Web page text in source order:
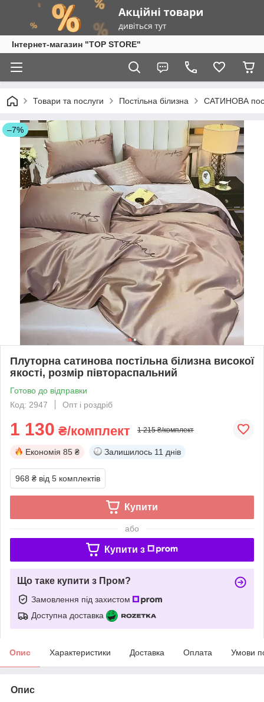
Інтернет-магазин "TOP STORE"
Товари та послуги Постільна білизна САТИНОВА
–7%
Плуторна сатинова постільна білизна високої
якості, розмір півтораспальний
Готово до відправки
Код: 2947
Опт і роздріб
1 130 ₴/комплект 1 215 ₴/комплект
Економія 85 ₴ Залишилось 11 днів
968 ₴ від 5 комплектів
Купити
або
Купити з
Що таке купити з Пром?
Замовлення під захистом
Доступна доставка
Опис Характеристики Доставка Оплата Умови
Опис